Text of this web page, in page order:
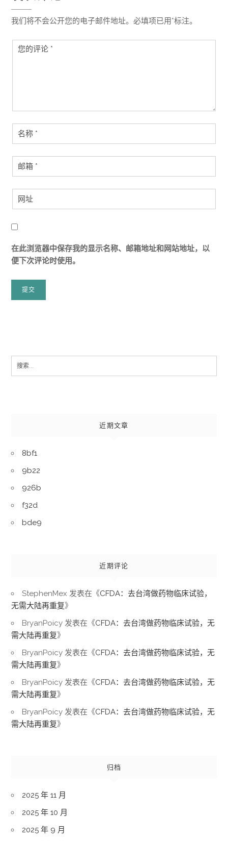
我们将不会公开您的电子邮件地址。必填项已用*标注。
在此浏览器中保存我的显示名称、邮箱地址和网站地址，以
便下次评论时使用。
Search
for:
近期文章
8bf1
9b22
926b
f32d
bde9
近期评论
StephenMex 发表在《CFDA：去台湾做药物临床试验，
无需大陆再重复》
BryanPoicy 发表在《CFDA：去台湾做药物临床试验，无
需大陆再重复》
BryanPoicy 发表在《CFDA：去台湾做药物临床试验，无
需大陆再重复》
BryanPoicy 发表在《CFDA：去台湾做药物临床试验，无
需大陆再重复》
BryanPoicy 发表在《CFDA：去台湾做药物临床试验，无
需大陆再重复》
归档
2025 年 11 月
2025 年 10 月
2025 年 9 月